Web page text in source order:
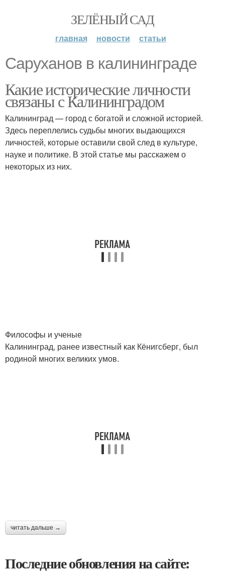
ЗЕЛЁНЫЙ САД
главная новости статьи
Саруханов в калининграде
Какие исторические личности
связаны с Калининградом
Калининград — город с богатой и сложной историей.
Здесь переплелись судьбы многих выдающихся
личностей, которые оставили свой след в культуре,
науке и политике. В этой статье мы расскажем о
некоторых из них.
Философы и ученые
Калининград, ранее известный как Кёнигсберг, был
родиной многих великих умов.
читать дальше →
Последние обновления на сайте: